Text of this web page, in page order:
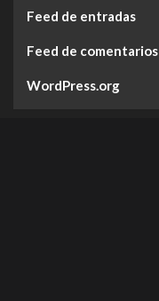
Feed de entradas
Feed de comentarios
WordPress.org